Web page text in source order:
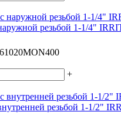
резьбой 1-1/4"
+
резьбой 1-1/2"